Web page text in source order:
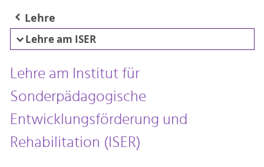
Lehre
Lehre am ISER
Lehre am Institut für
Sonderpädagogische
Entwicklungsförderung und
Rehabilitation (ISER)